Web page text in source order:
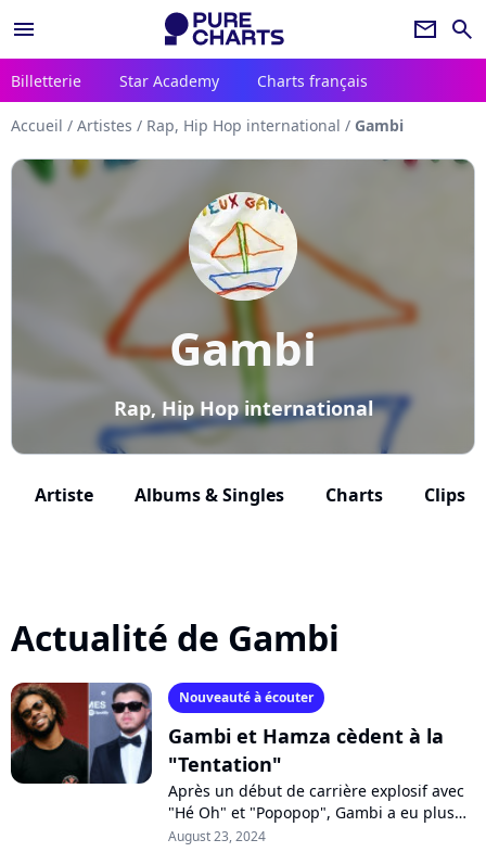
menu newsletter search
Billetterie Star Academy Charts français
Accueil / Artistes / Rap, Hip Hop international / Gambi
Gambi
Rap, Hip Hop international
Artiste Albums & Singles Charts Clips
Actualité de Gambi
Nouveauté à écouter
Gambi et Hamza cèdent à la
"Tentation"
Après un début de carrière explosif avec
"Hé Oh" et "Popopop", Gambi a eu plus
de mal à retrouver le sommet des charts.
August 23, 2024